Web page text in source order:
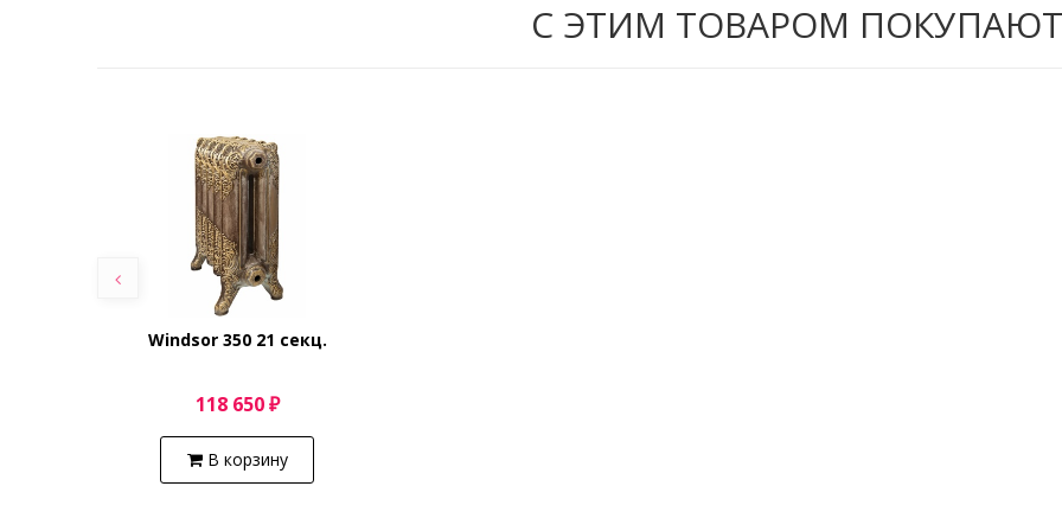
С ЭТИМ ТОВАРОМ ПОКУПАЮТ
Windsor 350 21 секц.
118 650 ₽
В корзину